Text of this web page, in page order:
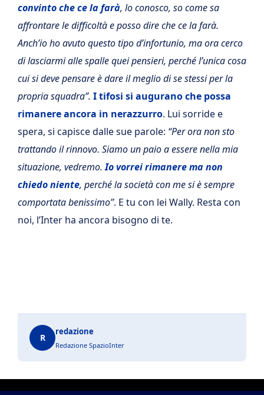
convinto che ce la farà, lo conosco, so come sa
affrontare le difficoltà e posso dire che ce la farà.
Anch’io ho avuto questo tipo d’infortunio, ma ora cerco
di lasciarmi alle spalle quei pensieri, perché l’unica cosa
cui si deve pensare è dare il meglio di se stessi per la
propria squadra”. I tifosi si augurano che possa
rimanere ancora in nerazzurro. Lui sorride e
spera, si capisce dalle sue parole: “Per ora non sto
trattando il rinnovo. Siamo un paio a essere nella mia
situazione, vedremo.Io vorrei rimanere ma non
chiedo niente, perché la società con me si è sempre
comportata benissimo”. E tu con lei Wally. Resta con
noi, l’Inter ha ancora bisogno di te.
R
redazione
Redazione SpazioInter